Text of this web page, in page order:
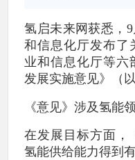
氢启未来网获悉，
和信息化厅发布了
业和信息化厅等六
发展实施意见》（
《意见》涉及氢能
在发展目标方面，
氢能供给能力得到